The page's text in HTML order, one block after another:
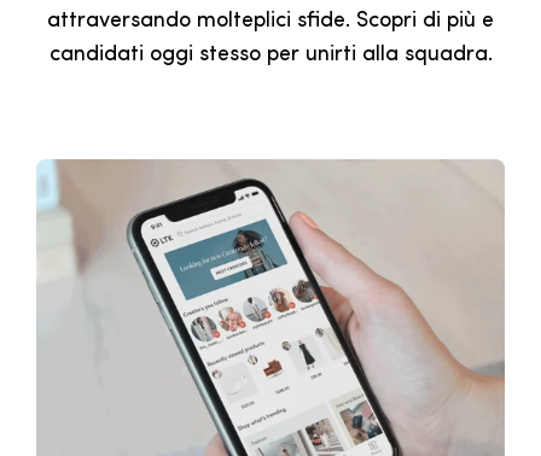
attraversando molteplici sfide. Scopri di più e
candidati oggi stesso per unirti alla squadra.